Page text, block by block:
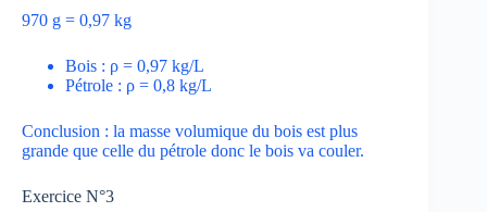
970 g = 0,97 kg
Bois : ρ = 0,97 kg/L
Pétrole : ρ = 0,8 kg/L
Conclusion : la masse volumique du bois est plus
grande que celle du pétrole donc le bois va couler.
Exercice N°3